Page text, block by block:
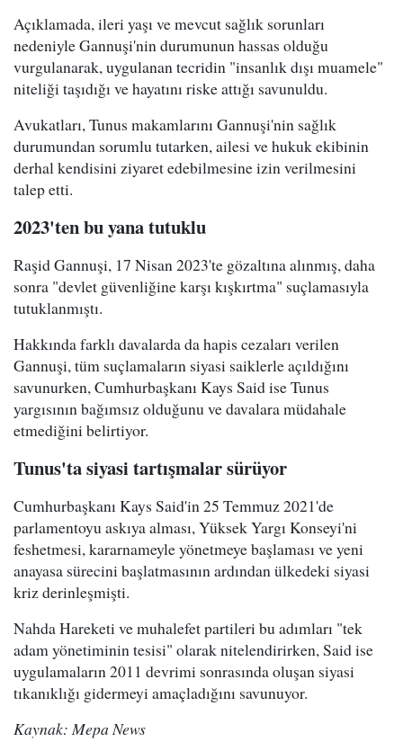
Açıklamada, ileri yaşı ve mevcut sağlık sorunları
nedeniyle Gannuşi'nin durumunun hassas olduğu
vurgulanarak, uygulanan tecridin "insanlık dışı muamele"
niteliği taşıdığı ve hayatını riske attığı savunuldu.
Avukatları, Tunus makamlarını Gannuşi'nin sağlık
durumundan sorumlu tutarken, ailesi ve hukuk ekibinin
derhal kendisini ziyaret edebilmesine izin verilmesini
talep etti.
2023'ten bu yana tutuklu
Raşid Gannuşi, 17 Nisan 2023'te gözaltına alınmış, daha
sonra "devlet güvenliğine karşı kışkırtma" suçlamasıyla
tutuklanmıştı.
Hakkında farklı davalarda da hapis cezaları verilen
Gannuşi, tüm suçlamaların siyasi saiklerle açıldığını
savunurken, Cumhurbaşkanı Kays Said ise Tunus
yargısının bağımsız olduğunu ve davalara müdahale
etmediğini belirtiyor.
Tunus'ta siyasi tartışmalar sürüyor
Cumhurbaşkanı Kays Said'in 25 Temmuz 2021'de
parlamentoyu askıya alması, Yüksek Yargı Konseyi'ni
feshetmesi, kararnameyle yönetmeye başlaması ve yeni
anayasa sürecini başlatmasının ardından ülkedeki siyasi
kriz derinleşmişti.
Nahda Hareketi ve muhalefet partileri bu adımları "tek
adam yönetiminin tesisi" olarak nitelendirirken, Said ise
uygulamaların 2011 devrimi sonrasında oluşan siyasi
tıkanıklığı gidermeyi amaçladığını savunuyor.
Kaynak: Mepa News